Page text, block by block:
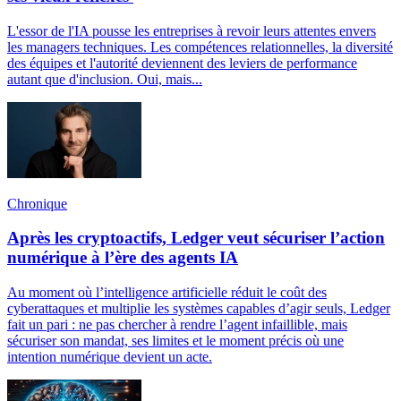
L'essor de l'IA pousse les entreprises à revoir leurs attentes envers
les managers techniques. Les compétences relationnelles, la diversité
des équipes et l'autorité deviennent des leviers de performance
autant que d'inclusion. Oui, mais...
Chronique
Après les cryptoactifs, Ledger veut sécuriser l’action
numérique à l’ère des agents IA
Au moment où l’intelligence artificielle réduit le coût des
cyberattaques et multiplie les systèmes capables d’agir seuls, Ledger
fait un pari : ne pas chercher à rendre l’agent infaillible, mais
sécuriser son mandat, ses limites et le moment précis où une
intention numérique devient un acte.